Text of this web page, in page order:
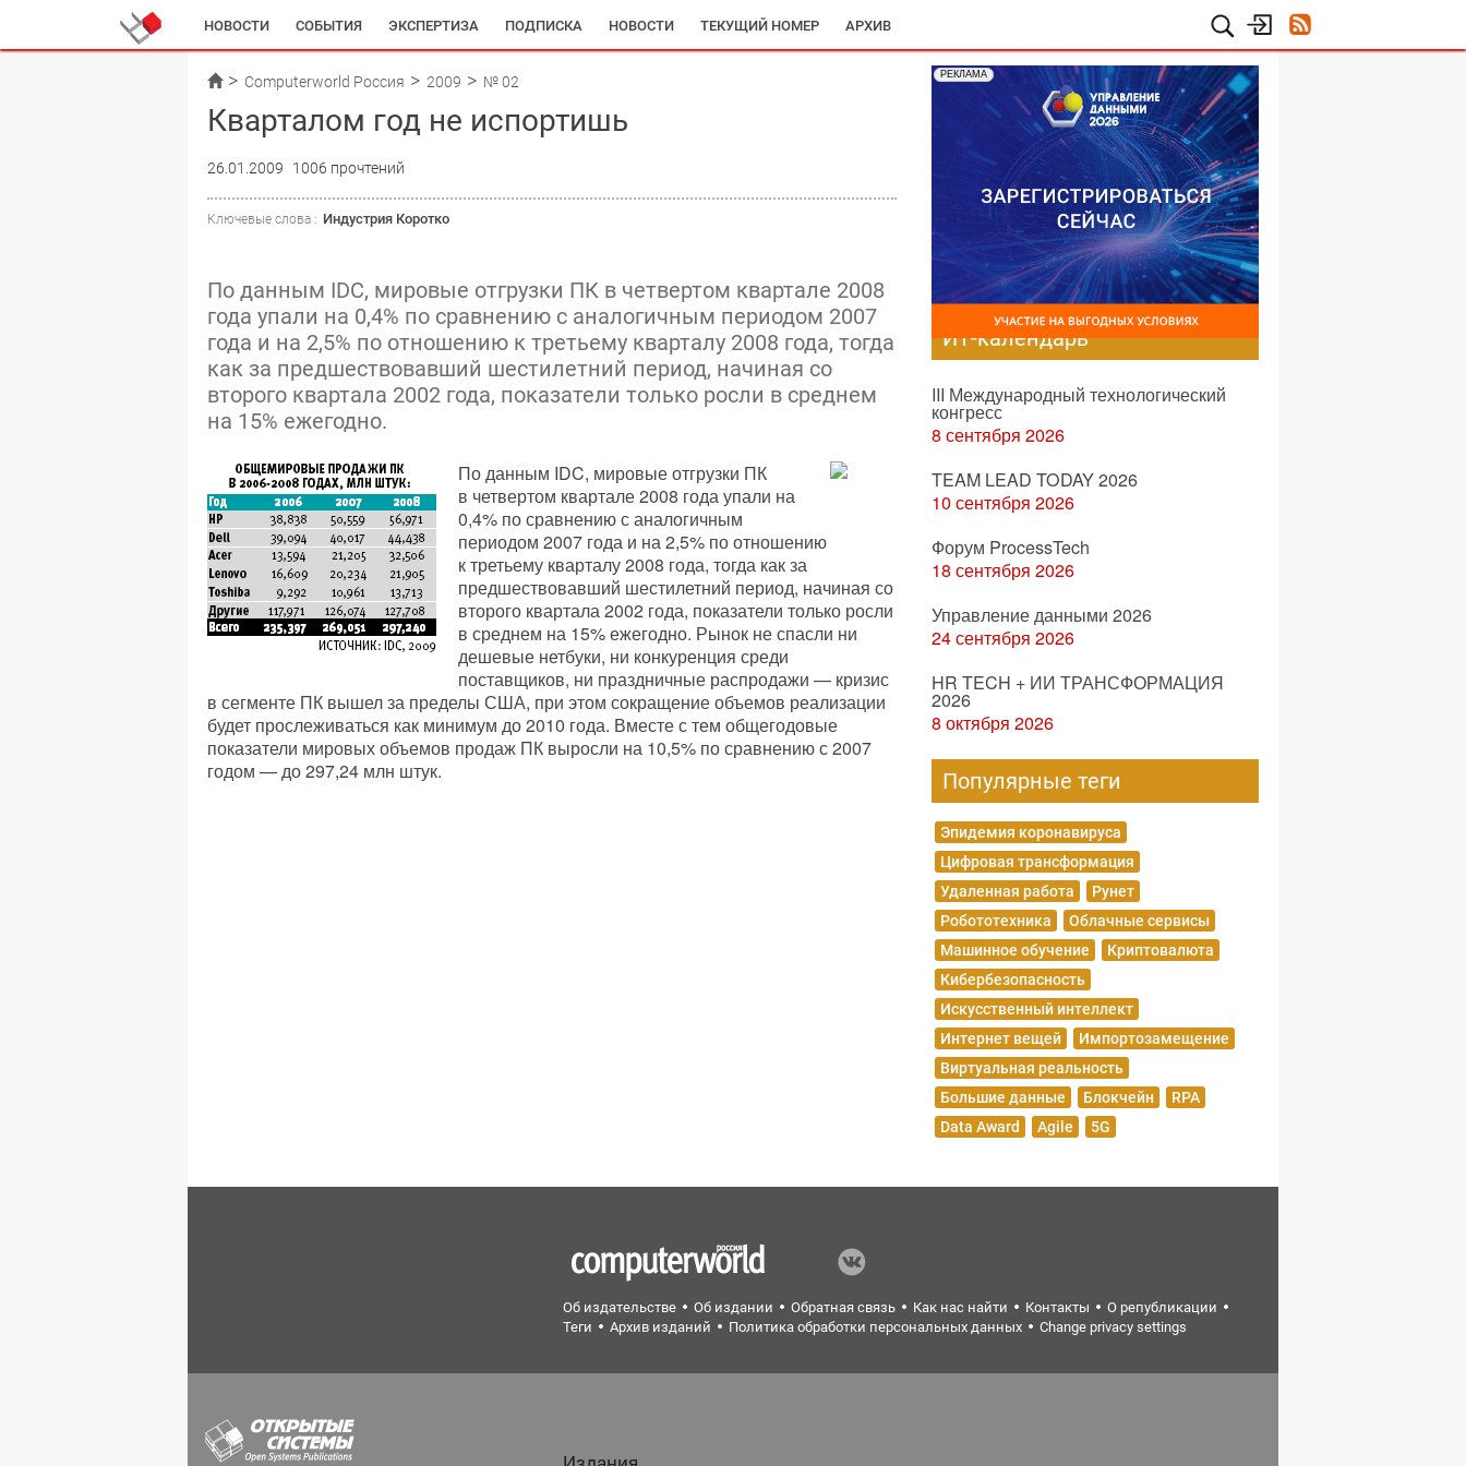
НОВОСТИ СОБЫТИЯ ЭКСПЕРТИЗА ПОДПИСКА НОВОСТИ ТЕКУЩИЙ НОМЕР АРХИВ
Computerworld Россия 2009 № 02
Кварталом год не испортишь
26.01.2009 1006 прочтений
Ключевые слова : Индустрия Коротко
По данным IDC, мировые отгрузки ПК в четвертом квартале 2008
года упали на 0,4% по сравнению с аналогичным периодом 2007
года и на 2,5% по отношению к третьему кварталу 2008 года, тогда
как за предшествовавший шестилетний период, начиная со
второго квартала 2002 года, показатели только росли в среднем
на 15% ежегодно.
По данным IDC, мировые отгрузки ПК
в четвертом квартале 2008 года упали на
0,4% по сравнению с аналогичным
периодом 2007 года и на 2,5% по отношению
к третьему кварталу 2008 года, тогда как за
предшествовавший шестилетний период, начиная со
второго квартала 2002 года, показатели только росли
в среднем на 15% ежегодно. Рынок не спасли ни
дешевые нетбуки, ни конкуренция среди
поставщиков, ни праздничные распродажи — кризис
в сегменте ПК вышел за пределы США, при этом сокращение объемов реализации
будет прослеживаться как минимум до 2010 года. Вместе с тем общегодовые
показатели мировых объемов продаж ПК выросли на 10,5% по сравнению с 2007
годом — до 297,24 млн штук.
РЕКЛАМА
ИТ-календарь
III Международный технологический
конгресс
8 сентября 2026
TEAM LEAD TODAY 2026
10 сентября 2026
Форум ProcessTech
18 сентября 2026
Управление данными 2026
24 сентября 2026
HR TECH + ИИ ТРАНСФОРМАЦИЯ
2026
8 октября 2026
Популярные теги
Эпидемия коронавируса
Цифровая трансформация
Удаленная работа
Рунет
Робототехника
Облачные сервисы
Машинное обучение
Криптовалюта
Кибербезопасность
Искусственный интеллект
Интернет вещей
Импортозамещение
Виртуальная реальность
Большие данные
Блокчейн
RPA
Data Award
Agile 5G
Об издательстве Об издании Обратная связь Как нас найти Контакты
О републикации
Теги
Архив изданий Политика обработки персональных данных Change privacy settings